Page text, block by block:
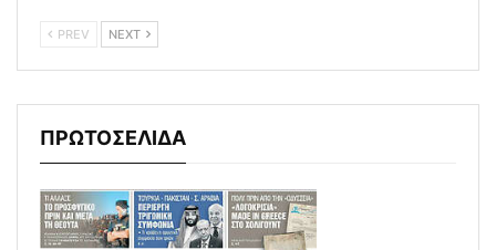
PREV NEXT
ΠΡΩΤΟΣΕΛΙΔΑ